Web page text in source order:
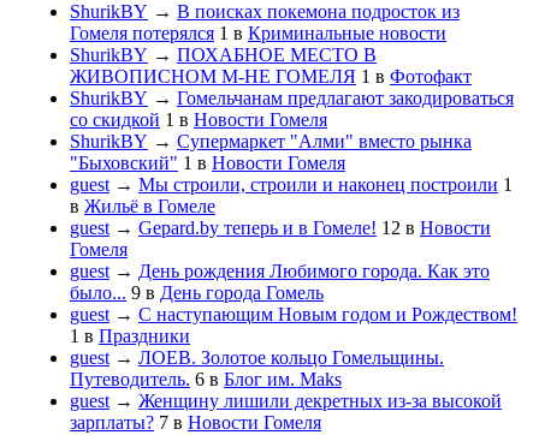
ShurikBY → В поисках покемона подросток из
Гомеля потерялся 1 в Криминальные новости
ShurikBY → ПОХАБНОЕ МЕСТО В
ЖИВОПИСНОМ М-НЕ ГОМЕЛЯ 1 в Фотофакт
ShurikBY → Гомельчанам предлагают закодироваться
со скидкой 1 в Новости Гомеля
ShurikBY → Супермаркет "Алми" вместо рынка
"Быховский" 1 в Новости Гомеля
guest → Мы строили, строили и наконец построили 1
в Жильё в Гомеле
guest → Gepard.by теперь и в Гомеле! 12 в Новости
Гомеля
guest → День рождения Любимого города. Как это
было... 9 в День города Гомель
guest → С наступающим Новым годом и Рождеством!
1 в Праздники
guest → ЛОЕВ. Золотое кольцо Гомельщины.
Путеводитель. 6 в Блог им. Maks
guest → Женщину лишили декретных из-за высокой
зарплаты? 7 в Новости Гомеля